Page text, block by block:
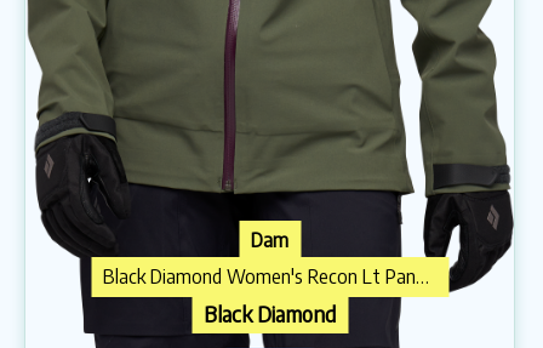
Dam
Black Diamond Women's Recon Lt Pants Black
Black Diamond